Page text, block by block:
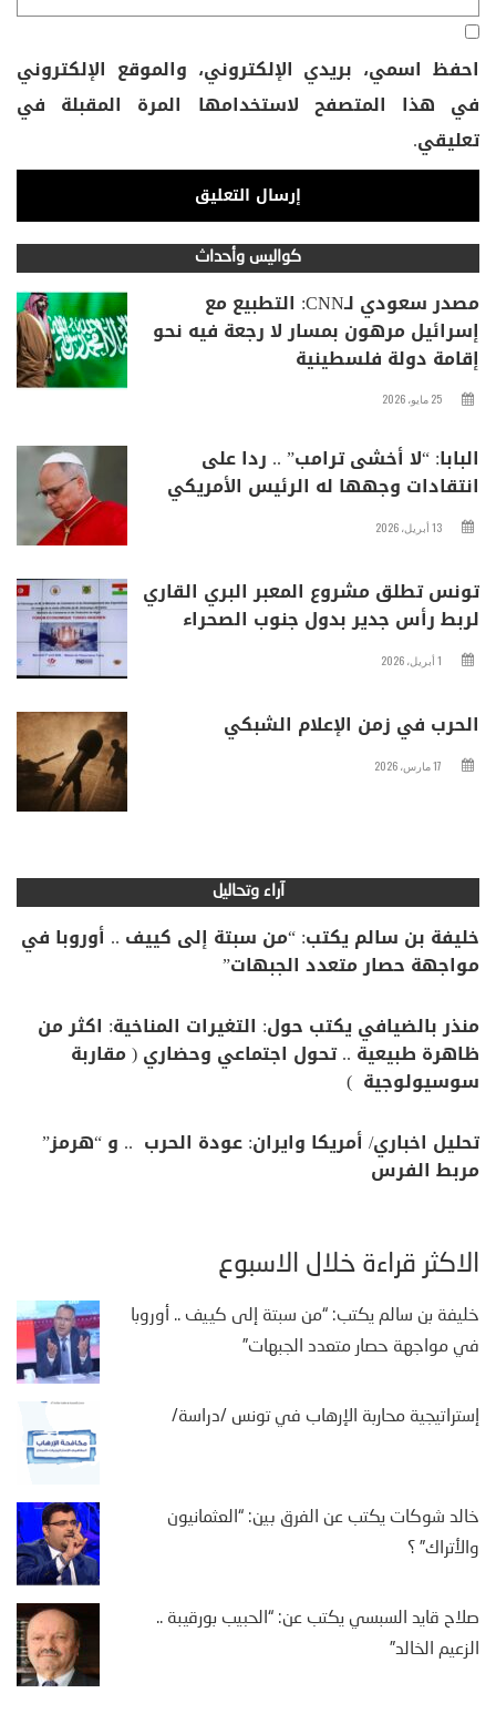
احفظ اسمي، بريدي الإلكتروني، والموقع الإلكتروني
في هذا المتصفح لاستخدامها المرة المقبلة في
تعليقي.
كواليس وأحداث
مصدر سعودي لـCNN: التطبيع مع
إسرائيل مرهون بمسار لا رجعة فيه نحو
إقامة دولة فلسطينية
25 مايو، 2026
البابا: “لا أخشى ترامب” .. ردا على
انتقادات وجهها له الرئيس الأمريكي
13 أبريل، 2026
تونس تطلق مشروع المعبر البري القاري
لربط رأس جدير بدول جنوب الصحراء
1 أبريل، 2026
الحرب في زمن الإعلام الشبكي
17 مارس، 2026
آراء وتحاليل
خليفة بن سالم يكتب: “من سبتة إلى كييف .. أوروبا في
مواجهة حصار متعدد الجبهات”
منذر بالضيافي يكتب حول: التغيرات المناخية: اكثر من
ظاهرة طبيعية .. تحول اجتماعي وحضاري ( مقاربة
سوسيولوجية )
تحليل اخباري/ أمريكا وايران: عودة الحرب .. و “هرمز”
مربط الفرس
الأكثر قراءة خلال الأسبوع
خليفة بن سالم يكتب: “من سبتة إلى كييف .. أوروبا
في مواجهة حصار متعدد الجبهات”
إستراتيجية محاربة الإرهاب في تونس /دراسة/
خالد شوكات يكتب عن الفرق بين: “العثمانيون
والأتراك” ؟
صلاح قايد السبسي يكتب عن: “الحبيب بورقيبة ..
الزعيم الخالد”